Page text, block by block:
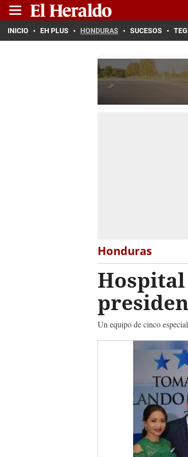
INICIO EH PLUS HONDURAS SUCESOS
Honduras
Un equipo de cinco